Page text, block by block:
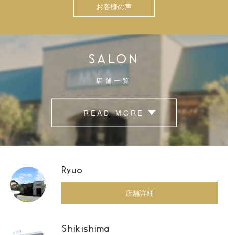
お客様の声
SALON
店舗一覧
READ MORE
Ryuo
店舗詳細
Shikishima